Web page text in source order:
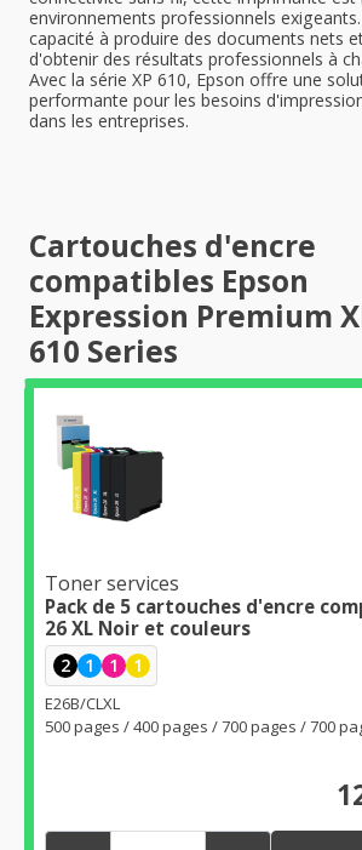
environnements professionnels
capacité à produire des documents nets
d'obtenir des résultats professionnels à
Avec la série XP 610, Epson offre une
performante pour les besoins
dans les entreprises.
Cartouches d'encre
compatibles Epson
Expression Premium
610 Series
Toner services
Pack de 5 cartouches d'encre
26 XL Noir et couleurs
2 1 1 1
E26B/CLXL
500 pages / 400 pages / 700 pages / 700